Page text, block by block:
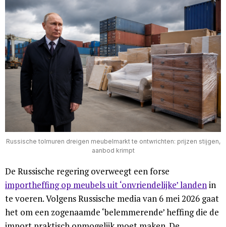
Russische tolmuren dreigen meubelmarkt te ontwrichten: prijzen stijgen,
aanbod krimpt
De Russische regering overweegt een forse
importheffing op meubels uit ‘onvriendelijke’ landenin
te voeren. Volgens Russische media van 6 mei 2026 gaat
het om een zogenaamde ‘belemmerende’ heffing die de